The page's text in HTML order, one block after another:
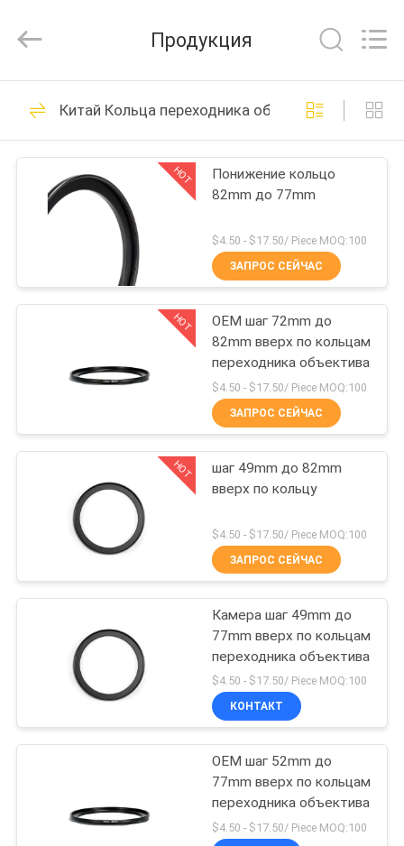
ДОМ
ПРОДУКТЫ
ПУТЕШЕСТВИЕ
ПРОВЕРКА
СВЯЖИТЕСЬ
СПРОСИТЕ
ЦИТАТУ
КАРТА
САЙТА
PRIVACY
Technology
Ltd..
Reserved.
Фильтры
объектива
фотоаппарата
24
Квадратные
фильтры камеры
13
УЛЬТРАФИОЛЕТОВЫЙ
фильтр камеры
УЛЬТРАФИОЛЕТОВОЕ
инфракрасн
отрезало фильтр
7
Продукция
Китай Кольца переходника объектива
HOT
Понижение кольцо
82mm до 77mm
$4.50 - $17.50/ Piece MOQ:100
ЗАПРОС СЕЙЧАС
HOT
OEM шаг 72mm до
82mm вверх по кольцам
переходника объектива
$4.50 - $17.50/ Piece MOQ:100
ЗАПРОС СЕЙЧАС
HOT
шаг 49mm до 82mm
вверх по кольцу
$4.50 - $17.50/ Piece MOQ:100
ЗАПРОС СЕЙЧАС
Камера шаг 49mm до
77mm вверх по кольцам
переходника объектива
$4.50 - $17.50/ Piece MOQ:100
КОНТАКТ
OEM шаг 52mm до
77mm вверх по кольцам
переходника объектива
$4.50 - $17.50/ Piece MOQ:100